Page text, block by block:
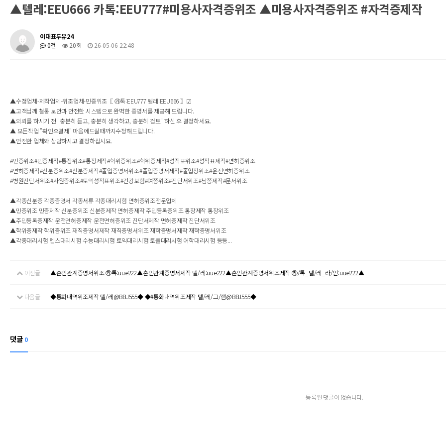
▲텔레:EEU666 카톡:EEU777#미용사자격증위조 ▲미용사자격증위조 #자격증제작
이대표두유24
0건
20회 26-05-06 22:48
▲수정업체-제작업체-위조업체-민증위조〖 ㉸톡:EEU777 텔레:EEU666 〗☑
▲고객님께 철통 보안과 안전한 시스템으로 완벽한 증명서를 제공해 드립니다.
▲의뢰를 하시기 전 "충분히 듣고, 충분히 생각하고, 충분히 검토" 하신 후 결정하세요.
▲ 모든작업 "확인후결제" 마음에드실때까지수정해드립니다.
▲안전한 업체와 상담하시고 결정하십시요.
#민증위조#민증제작#통장위조#통장제작#학위증위조#학위증제작#성적표위조#성적표제작#면허증위조
#면허증제작#신분증위조#신분증제작#졸업증명서위조#졸업증명서제작#졸업장위조#운전면허증위조
#병원진단서위조#사원증위조#토익성적표위조#건강보험#여쯩위조#진단서위조#남쯩제작#문서위조
▲각종신분증 각종증명서 각종서류 각종대리시험 면허증위조전문업체
▲민증위조 민증제작 신분증위조 신분증제작 면허증제작 주민등록증위조 통장제작 통장위조
▲주민등록증제작 운전면허증제작 운전면허증위조 진단서제작 면허증제작 진단서위조
▲학위증제작 학위증위조 재직증명서제작 재직증명서위조 재학증명서제작 재학증명서위조
▲각종대리시험 텝스대리시험 수능대리시험 토익대리시험 토플대리시험 어학대리시험 등등...
이전글 ▲혼인관계증명서위조 ㉸톡:uue222▲혼인관계증명서제작 텔/레:uue222▲혼인관계증명서위조제작 ㉸/톡_텔/레_라/인:uue222▲
다음글 ◆통화내역위조제작 텔/레@BBJ555◆ ◆#통화내역위조제작 텔/레/그/램@BBJ555◆
댓글 0
등록된 댓글이 없습니다.